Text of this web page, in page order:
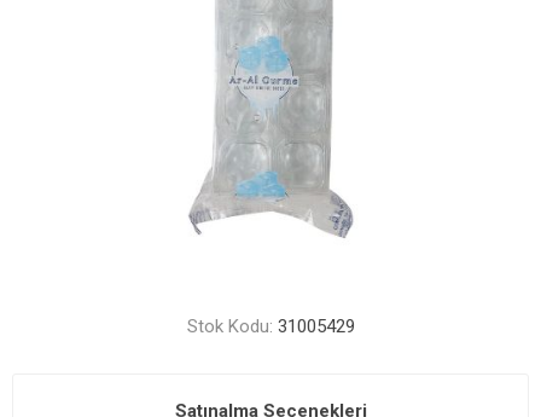
Stok Kodu: 31005429
Satınalma Seçenekleri